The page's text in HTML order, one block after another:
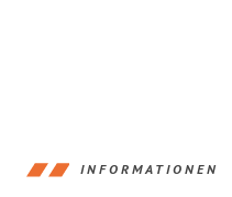
INFORMATIONEN